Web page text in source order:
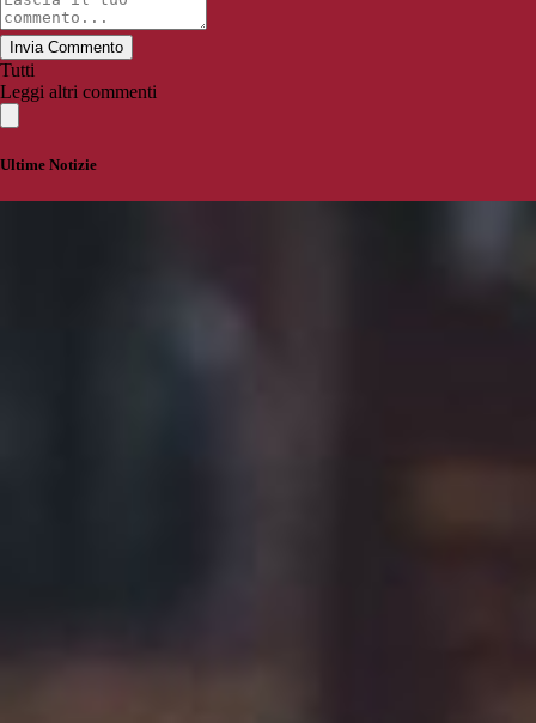
Invia Commento
Tutti
Leggi altri commenti
Ultime Notizie